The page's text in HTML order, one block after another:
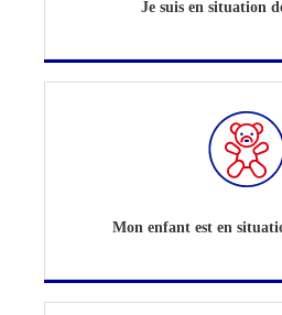
Je suis en situation
Mon enfant est en